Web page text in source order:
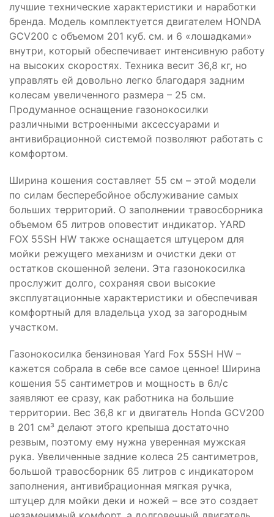
лучшие технические характеристики и наработки
бренда. Модель комплектуется двигателем HONDA
GCV200 с объемом 201 куб. см. и 6 «лошадками»
внутри, который обеспечивает интенсивную работу
на высоких скоростях. Техника весит 36,8 кг, но
управлять ей довольно легко благодаря задним
колесам увеличенного размера – 25 см.
Продуманное оснащение газонокосилки
различными встроенными аксессуарами и
антивибрационной системой позволяют работать с
комфортом.
Ширина кошения составляет 55 см – этой модели
по силам бесперебойное обслуживание самых
больших территорий. О заполнении травосборника
объемом 65 литров оповестит индикатор. YARD
FOX 55SH HW также оснащается штуцером для
мойки режущего механизм и очистки деки от
остатков скошенной зелени. Эта газонокосилка
прослужит долго, сохраняя свои высокие
эксплуатационные характеристики и обеспечивая
комфортный для владельца уход за загородным
участком.
Газонокосилка бензиновая Yard Fox 55SH HW –
кажется собрала в себе все самое ценное! Ширина
кошения 55 сантиметров и мощность в 6л/с
заявляют ее сразу, как работника на большие
территории. Вес 36,8 кг и двигатель Honda GCV200
в 201 см³ делают этого крепыша достаточно
резвым, поэтому ему нужна уверенная мужская
рука. Увеличенные задние колеса 25 сантиметров,
большой травосборник 65 литров с индикатором
заполнения, антивибрационная мягкая ручка,
штуцер для мойки деки и ножей – все это создает